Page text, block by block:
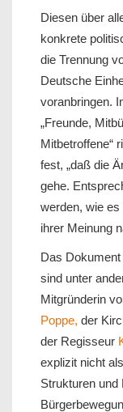
Diesen über
konkrete
die Trennung
Deutsche
voranbringen.
„Freunde,
Mitbetroffene“
fest, „daß die
gehe.
werden, wie
ihrer Meinung
Das
sind unter
Mitgründerin
Poppe, der
der Regisseur
explizit nicht
Strukturen und